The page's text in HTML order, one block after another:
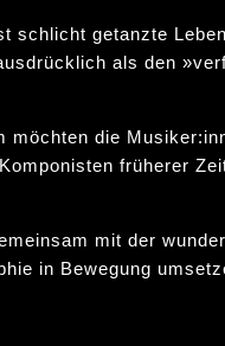
schlicht getanzte
als den
möchten die
früherer
mit der
in Bewegung